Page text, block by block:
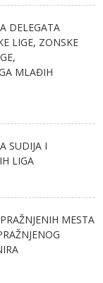
DELEGATA
LIGE, ZONSKE
MLAĐIH
SUDIJA I
LIGA
MESTA